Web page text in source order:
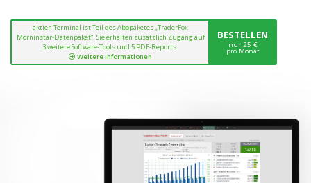
aktien Terminal ist Teil des Abopaketes „TraderFox
Morninstar-Datenpaket“. Sie erhalten zusätzlich Zugang auf
3 weitere Software-Tools und 5 PDF-Reports.
Weitere Informationen
BESTELLEN
nur 25 €
pro Monat